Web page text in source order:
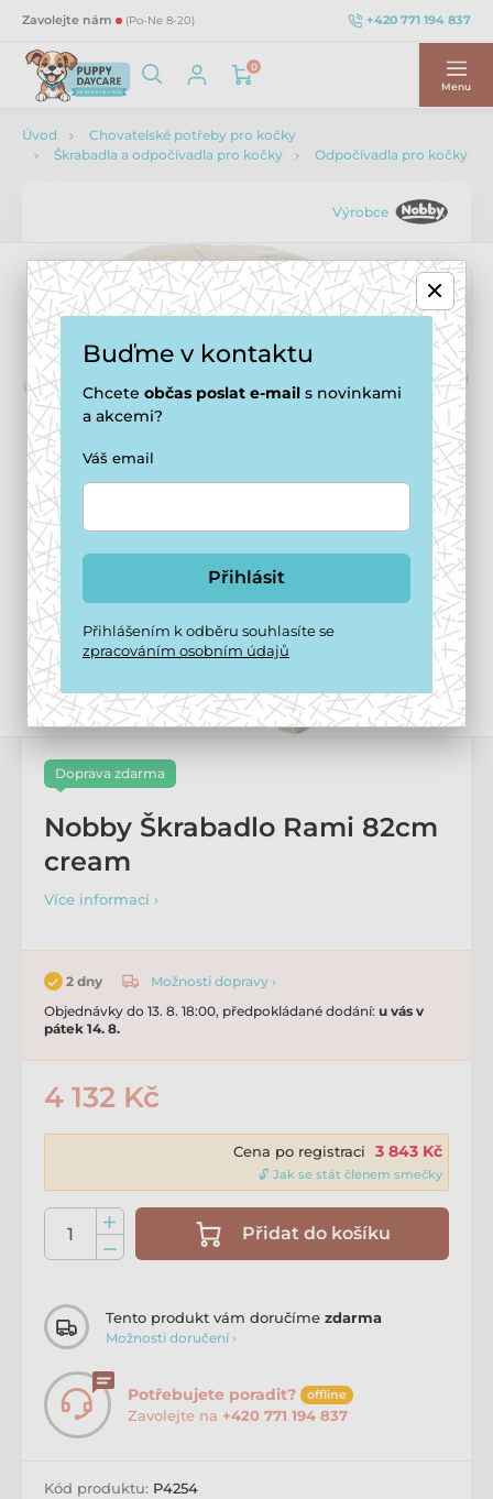
Zavolejte nám (Po-Ne 8-20) +420 771 194 837
0
Menu
Úvod
Chovatelské potřeby pro kočky
Škrabadla a odpočívadla pro kočky
Odpočívadla pro kočky
Výrobce
Doprava zdarma
Nobby Škrabadlo Rami 82cm
cream
Více informací ›
2 dny
Možnosti dopravy ›
Objednávky do 13. 8. 18:00, předpokládané dodání: u vás v
pátek 14. 8.
4 132 Kč
Cena po registraci 3 843 Kč
🔓 Jak se stát členem smečky
Přidat do košíku
Tento produkt vám doručíme zdarma
Možnosti doručení ›
Potřebujete poradit? offline
Zavolejte na +420 771 194 837
Kód produktu: P4254
Buďme v kontaktu
Chcete občas poslat e-mail s novinkami
a akcemi?
Váš email
Přihlásit
Přihlášením k odběru souhlasíte se
zpracováním osobním údajů